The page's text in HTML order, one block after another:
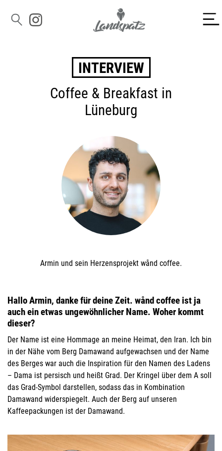
INTERVIEW
Coffee & Breakfast in
Lüneburg
Armin und sein Herzensprojekt wånd coffee.
Hallo Armin, danke für deine Zeit. wånd coffee ist ja
auch ein etwas ungewöhnlicher Name. Woher kommt
dieser?
Der Name ist eine Hommage an meine Heimat, den Iran. Ich bin
in der Nähe vom Berg Damawand aufgewachsen und der Name
des Berges war auch die Inspiration für den Namen des Ladens
– Dama ist persisch und heißt Grad. Der Kringel über dem A soll
das Grad-Symbol darstellen, sodass das in Kombination
Damawand widerspiegelt. Auch der Berg auf unseren
Kaffeepackungen ist der Damawand.